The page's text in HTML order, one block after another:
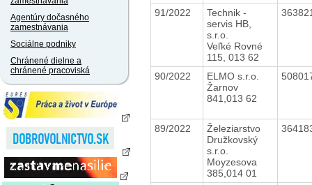
Agentúry dočasného
zamestnávania
Sociálne podniky
Chránené dielne a
chránené pracoviská
91/2022
Technik -
servis HB,
s.r.o.
Veľké Rovné
115, 013 62
90/2022
ELMO s.r.o.
Žarnov
841,013 62
89/2022
Železiarstvo
Družkovský
s.r.o.
Moyzesova
385,014 01